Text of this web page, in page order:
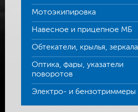
Мотоэкипировка
Навесное и прицепное МБ
Обтекатели, крылья, зеркала
Оптика, фары, указатели
поворотов
Электро- и бензотриммеры